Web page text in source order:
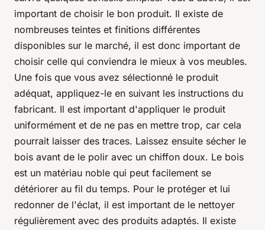
important de choisir le bon produit. Il existe de
nombreuses teintes et finitions différentes
disponibles sur le marché, il est donc important de
choisir celle qui conviendra le mieux à vos meubles.
Une fois que vous avez sélectionné le produit
adéquat, appliquez-le en suivant les instructions du
fabricant. Il est important d'appliquer le produit
uniformément et de ne pas en mettre trop, car cela
pourrait laisser des traces. Laissez ensuite sécher le
bois avant de le polir avec un chiffon doux. Le bois
est un matériau noble qui peut facilement se
détériorer au fil du temps. Pour le protéger et lui
redonner de l'éclat, il est important de le nettoyer
régulièrement avec des produits adaptés. Il existe